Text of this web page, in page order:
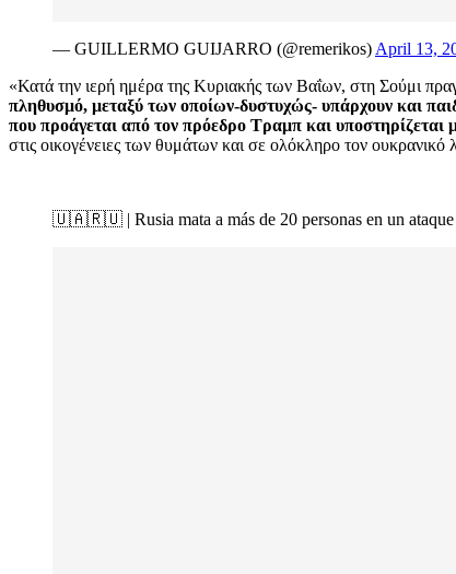
— GUILLERMO GUIJARRO (@remerikos) April 13,
«Κατά την ιερή ημέρα της Κυριακής των Βαΐων, στη Σούμι
πληθυσμό, μεταξύ των οποίων-δυστυχώς- υπάρχουν και
που προάγεται από τον πρόεδρο Τραμπ και υποστηρίζεται
στις οικογένειες των θυμάτων και σε ολόκληρο τον
🇺🇦🇷🇺 | Rusia mata a más de 20 personas en un ataque